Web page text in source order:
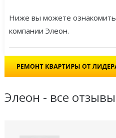
Ниже вы можете
компании Элеон.
Элеон - все